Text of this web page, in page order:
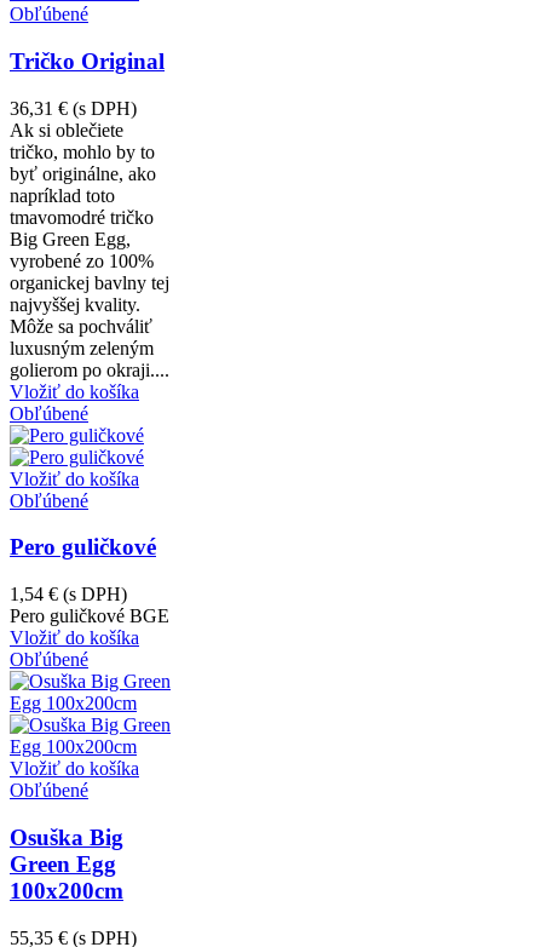
Obľúbené
Tričko Original
36,31 € (s DPH)
Ak si oblečiete
tričko, mohlo by to
byť originálne, ako
napríklad toto
tmavomodré tričko
Big Green Egg,
vyrobené zo 100%
organickej bavlny tej
najvyššej kvality.
Môže sa pochváliť
luxusným zeleným
golierom po okraji....
Vložiť do košíka
Obľúbené
Vložiť do košíka
Obľúbené
Pero guličkové
1,54 € (s DPH)
Pero guličkové BGE
Vložiť do košíka
Obľúbené
Vložiť do košíka
Obľúbené
Osuška Big
Green Egg
100x200cm
55,35 € (s DPH)